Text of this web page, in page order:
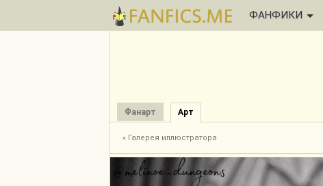
ФАНФИКИ
Фанарт Арт
« Галерея иллюстратора